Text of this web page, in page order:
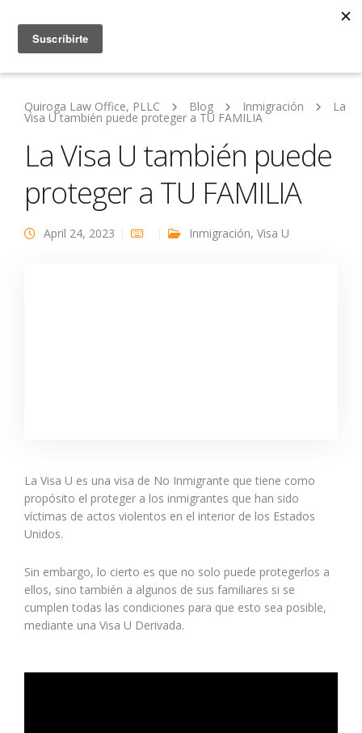
Quiroga Law Office, PLLC Blog Inmigración La
Visa U también puede proteger a TU FAMILIA
La Visa U también puede
proteger a TU FAMILIA
April 24, 2023 Inmigración, Visa U
La Visa U es una visa de No Inmigrante que tiene como
propósito el proteger a los inmigrantes que han sido
víctimas de actos violentos en el interior de los Estados
Unidos.
Sin embargo, lo cierto es que no solo puede protegerlos a
ellos, sino también a algunos de sus familiares si se
cumplen todas las condiciones para que esto sea posible,
mediante una Visa U Derivada.